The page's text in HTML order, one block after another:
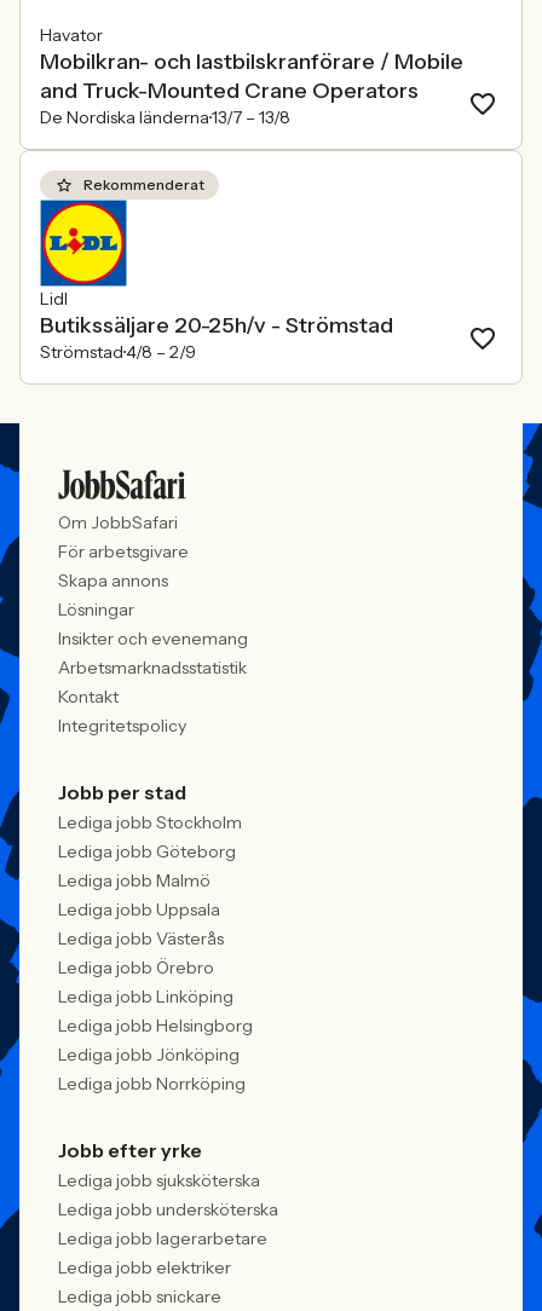
Havator
Mobilkran- och lastbilskranförare / Mobile
and Truck-Mounted Crane Operators
De Nordiska länderna13/7 – 13/8
Rekommenderat
Lidl
Butikssäljare 20-25h/v - Strömstad
Strömstad4/8 – 2/9
Om JobbSafari
För arbetsgivare
Skapa annons
Lösningar
Insikter och evenemang
Arbetsmarknadsstatistik
Kontakt
Integritetspolicy
Jobb per stad
Lediga jobb Stockholm
Lediga jobb Göteborg
Lediga jobb Malmö
Lediga jobb Uppsala
Lediga jobb Västerås
Lediga jobb Örebro
Lediga jobb Linköping
Lediga jobb Helsingborg
Lediga jobb Jönköping
Lediga jobb Norrköping
Jobb efter yrke
Lediga jobb sjuksköterska
Lediga jobb undersköterska
Lediga jobb lagerarbetare
Lediga jobb elektriker
Lediga jobb snickare